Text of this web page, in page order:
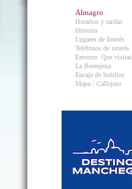
Almagro
Horarios y tarifas
Historia
Lugares de Interés
Teléfonos de interés
Entorno. Que visitar.
La Berenjena
Encaje de bolillos
Mapa / Callejero